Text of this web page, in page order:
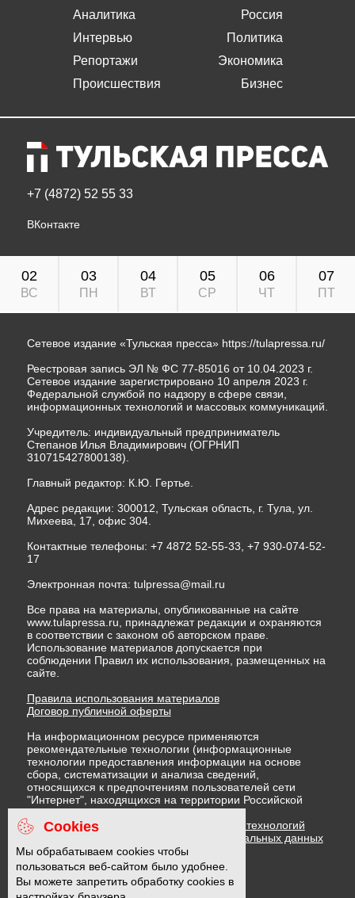
Аналитика
Интервью
Репортажи
Происшествия
Россия
Политика
Экономика
Бизнес
+7 (4872) 52 55 33
ВКонтакте
02
ВС
03
ПН
04
ВТ
05
СР
06
ЧТ
07
ПТ
Сетевое издание «Тульская пресса» https://tulapressa.ru/
Реестровая запись ЭЛ № ФС 77-85016 от 10.04.2023 г.
Сетевое издание зарегистрировано 10 апреля 2023 г.
Федеральной службой по надзору в сфере связи,
информационных технологий и массовых коммуникаций.
Учредитель: индивидуальный предприниматель
Степанов Илья Владимирович (ОГРНИП
310715427800138).
Главный редактор: К.Ю. Гертье.
Адрес редакции: 300012, Тульская область, г. Тула, ул.
Михеева, 17, офис 304.
Контактные телефоны: +7 4872 52-55-33, +7 930-074-52-
17
Электронная почта: tulpressa@mail.ru
Все права на материалы, опубликованные на сайте
www.tulapressa.ru, принадлежат редакции и охраняются
в соответствии с законом об авторском праве.
Использование материалов допускается при
соблюдении Правил их использования, размещенных на
сайте.
Правила использования материалов
Договор публичной оферты
На информационном ресурсе применяются
рекомендательные технологии (информационные
технологии предоставления информации на основе
сбора, систематизации и анализа сведений,
относящихся к предпочтениям пользователей сети
"Интернет", находящихся на территории Российской
Федерации)
Правила применения рекомендательных технологий
Политика в отношении обработки персональных данных
Политика обработки файлов cookie
16 +
Cookies
Мы обрабатываем cookies чтобы
пользоваться веб-сайтом было удобнее.
Вы можете запретить обработку cookies в